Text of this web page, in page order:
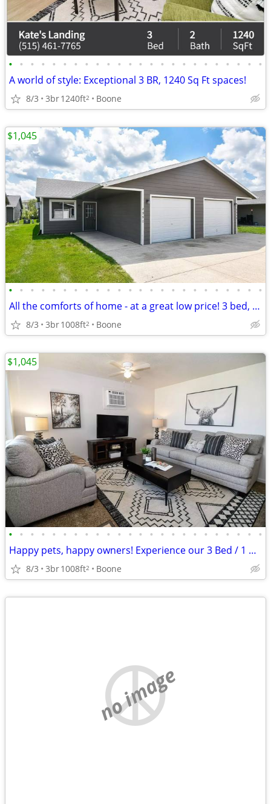
• • • • • • • • • • • • • • • • • • • • • • • •
A world of style: Exceptional 3 BR, 1240 Sq Ft spaces!
8/3 3br1240ft2 Boone
• • • • • • • • • • • • • • • • • • • • • • • •
All the comforts of home - at a great low price! 3 bed, 1 bath!
8/3 3br1008ft2 Boone
$1,045
• • • • • • • • • • • • • • • • • • • • • • • •
Happy pets, happy owners! Experience our 3 Bed / 1 Bath.
8/3 3br1008ft2 Boone
$1,045
no image